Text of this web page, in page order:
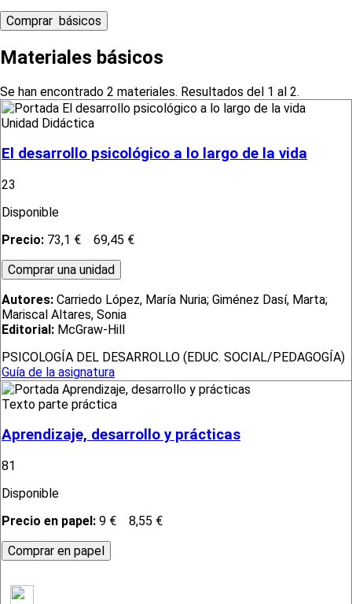
Materiales básicos
Se han encontrado 2 materiales. Resultados del 1 al 2.
Unidad Didáctica
El desarrollo psicológico a lo largo de la vida
23
Disponible
Precio: 73,1 € 69,45 €
Autores: Carriedo López, María Nuria; Giménez Dasí, Marta;
Mariscal Altares, Sonia
Editorial: McGraw-Hill
PSICOLOGÍA DEL DESARROLLO (EDUC. SOCIAL/PEDAGOGÍA)
Guía de la asignatura
Texto parte práctica
Aprendizaje, desarrollo y prácticas
81
Disponible
Precio en papel: 9 € 8,55 €